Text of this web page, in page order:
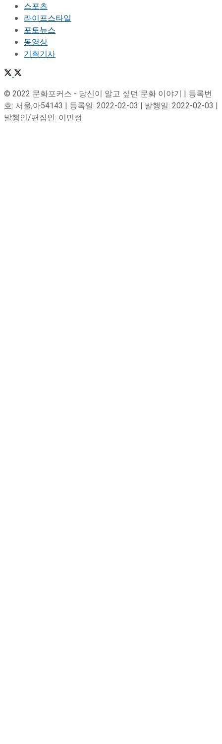
스포츠
라이프스타일
포토뉴스
동영상
기획기사
© 2022 문화포커스 - 당신이 알고 싶던 문화 이야기 | 등록번
호: 서울,아54143 | 등록일: 2022-02-03 | 발행일: 2022-02-03 |
발행인/편집인: 이민정